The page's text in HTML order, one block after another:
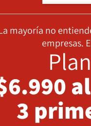
mayoría no
empresas.
3